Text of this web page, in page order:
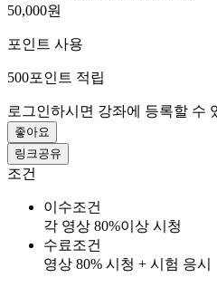
50,000원
포인트 사용
500포인트 적립
로그인하시면 강좌에 등록할 수
좋아요
링크공유
조건
이수조건
각 영상 80%이상 시청
수료조건
영상 80% 시청 + 시험 응시